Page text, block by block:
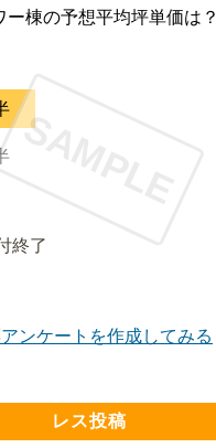
ー棟の予想平均坪単価は？
終了
SAMPLE
ンケートを作成してみる
レス投稿